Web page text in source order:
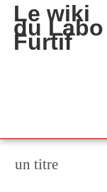
Le wiki
du Labo
Furtif
un titre